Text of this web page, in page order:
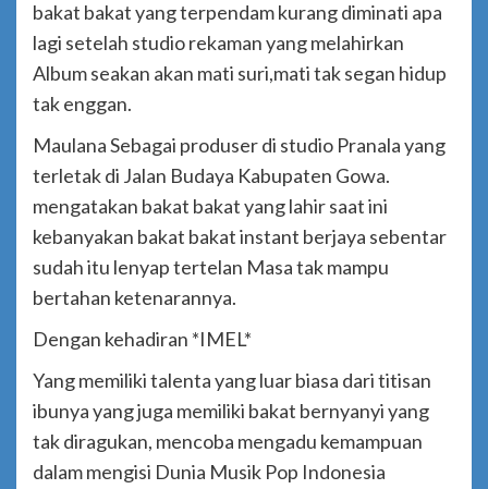
bakat bakat yang terpendam kurang diminati apa
lagi setelah studio rekaman yang melahirkan
Album seakan akan mati suri,mati tak segan hidup
tak enggan.
Maulana Sebagai produser di studio Pranala yang
terletak di Jalan Budaya Kabupaten Gowa.
mengatakan bakat bakat yang lahir saat ini
kebanyakan bakat bakat instant berjaya sebentar
sudah itu lenyap tertelan Masa tak mampu
bertahan ketenarannya.
Dengan kehadiran *IMEL*
Yang memiliki talenta yang luar biasa dari titisan
ibunya yang juga memiliki bakat bernyanyi yang
tak diragukan, mencoba mengadu kemampuan
dalam mengisi Dunia Musik Pop Indonesia